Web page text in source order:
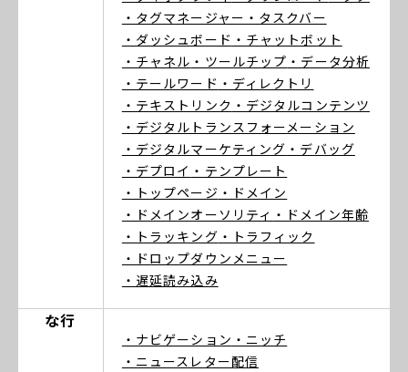
・タグマネージャー ・タスクバー
・ダッシュボード ・チャットボット
・チャネル ・ツールチップ ・データ分析
・テールワード ・ディレクトリ
・テキストリンク ・デジタルコンテンツ
・デジタルトランスフォーメーション
・デジタルマーケティング ・デバッグ
・デプロイ ・テンプレート
・トップページ ・ドメイン
・ドメインオーソリティ ・ドメイン年齢
・トラッキング ・トラフィック
・ドロップダウンメニュー
・遅延読み込み
な行
・ナビゲーション ・ニッチ
・ニュースレター配信